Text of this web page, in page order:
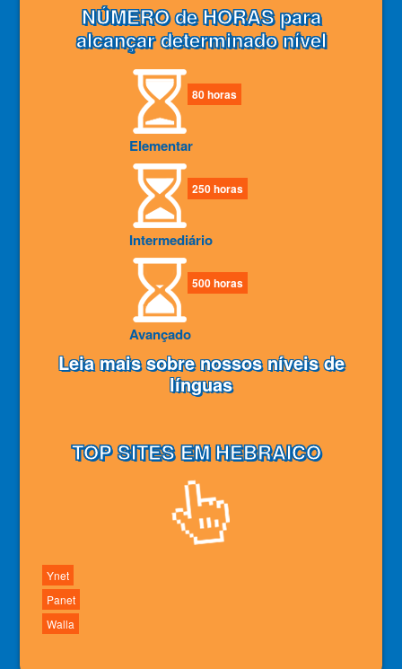
NÚMERO de HORAS para
alcançar determinado nível
80 horas
Elementar
250 horas
Intermediário
500 horas
Avançado
Leia mais sobre nossos níveis de
línguas
TOP SITES EM HEBRAICO
Ynet
Panet
Walla